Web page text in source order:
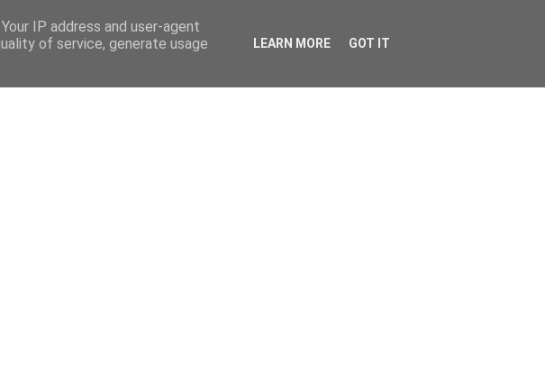
IP address and user-agent
of service, generate usage
LEARN MORE GOT IT